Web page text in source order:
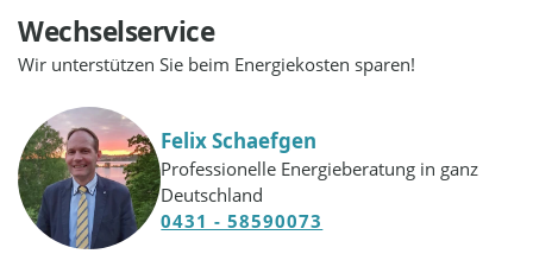
Wechselservice
Wir unterstützen Sie beim Energiekosten sparen!
Felix Schaefgen
Professionelle Energieberatung in ganz
Deutschland
0431 - 58590073